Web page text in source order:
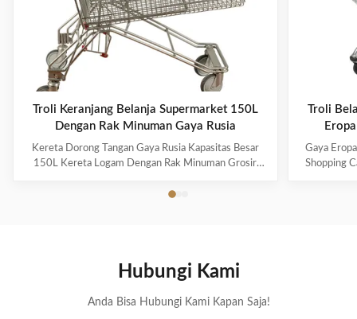
Troli Keranjang Belanja Supermarket 150L
Dengan Rak Minuman Gaya Rusia
Kereta Dorong Tangan Gaya Rusia Kapasitas Besar
150L Kereta Logam Dengan Rak Minuman Grosir
Q195 berkualitas tinggi, yang berkualitas tinggi dan
Troli
Gaya
Shopping
Hubungi Kami
Anda Bisa Hubungi Kami Kapan Saja!